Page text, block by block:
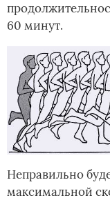
60 минут.
Неправильно
максимальной